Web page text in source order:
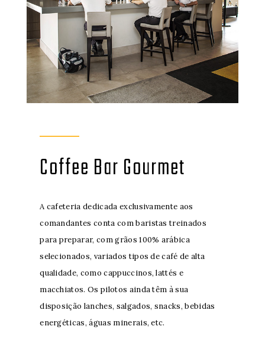
Coffee Bar Gourmet
A cafeteria dedicada exclusivamente aos
comandantes conta com baristas treinados
para preparar, com grãos 100% arábica
selecionados, variados tipos de café de alta
qualidade, como cappuccinos, lattés e
macchiatos. Os pilotos ainda têm à sua
disposição lanches, salgados, snacks, bebidas
energéticas, águas minerais, etc.